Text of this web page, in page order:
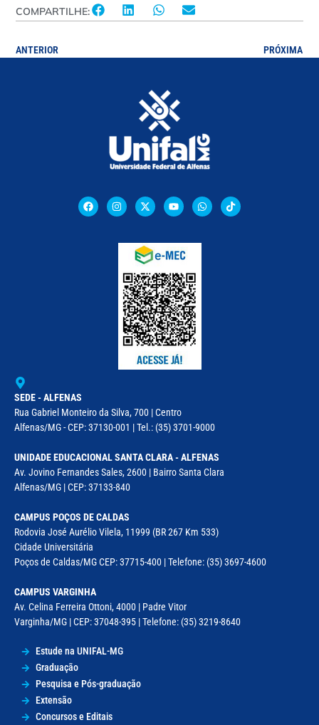
COMPARTILHE:
ANTERIOR PRÓXIMA
SEDE - ALFENAS
Rua Gabriel Monteiro da Silva, 700 | Centro
Alfenas/MG - CEP: 37130-001 | Tel.: (35) 3701-9000
UNIDADE EDUCACIONAL SANTA CLARA - ALFENAS
Av. Jovino Fernandes Sales, 2600 | Bairro Santa Clara
Alfenas/MG | CEP: 37133-840
CAMPUS POÇOS DE CALDAS
Rodovia José Aurélio Vilela, 11999 (BR 267 Km 533)
Cidade Universitária
Poços de Caldas/MG CEP: 37715-400 | Telefone: (35) 3697-4600
CAMPUS VARGINHA
Av. Celina Ferreira Ottoni, 4000 | Padre Vitor
Varginha/MG | CEP: 37048-395 | Telefone: (35) 3219-8640
Estude na UNIFAL-MG
Graduação
Pesquisa e Pós-graduação
Extensão
Concursos e Editais